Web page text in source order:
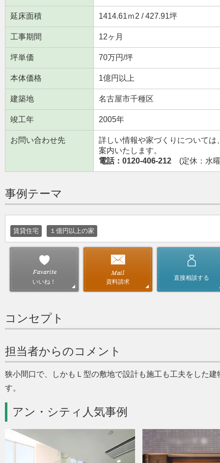
延床面積 1414.61ｍ2 / 427.91坪
工事期間 12ヶ月
坪単価 70万円/坪
本体価格 1億円以上
建築地 名古屋市千種区
竣工年 2005年
お問い合わせ先
詳しい情報や家づくりについて
案内いたします。
電話：0120-406-212 (定休：水
事例テーマ
賃貸住宅 １億円以上の家
いいね！ 資料請求
直接相談する
コンセプト
担当者からのコメント
狭小間口で、しかもＬ型の敷地で設計も施工も工夫をした
す。
アン・シティ人気事例